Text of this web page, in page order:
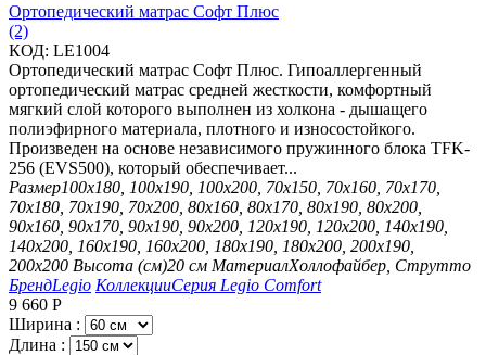
Ортопедический матрас Софт Плюс
(2)
КОД: LE1004
Ортопедический матрас Софт Плюс. Гипоаллергенный
ортопедический матрас средней жесткости, комфортный
мягкий слой которого выполнен из холкона - дышащего
полиэфирного материала, плотного и износостойкого.
Произведен на основе независимого пружинного блока TFK-
256 (EVS500), который обеспечивает...
Размер100х180, 100х190, 100х200, 70х150, 70х160, 70х170,
70х180, 70х190, 70х200, 80х160, 80х170, 80х190, 80х200,
90х160, 90х170, 90х190, 90х200, 120х190, 120х200, 140х190,
140х200, 160х190, 160х200, 180х190, 180х200, 200х190,
200х200 Высота (см)20 см МатериалХоллофайбер, Струтто
БрендLegio КоллекцииСерия Legio Comfort
9 660 Р
Ширина :
Длина :